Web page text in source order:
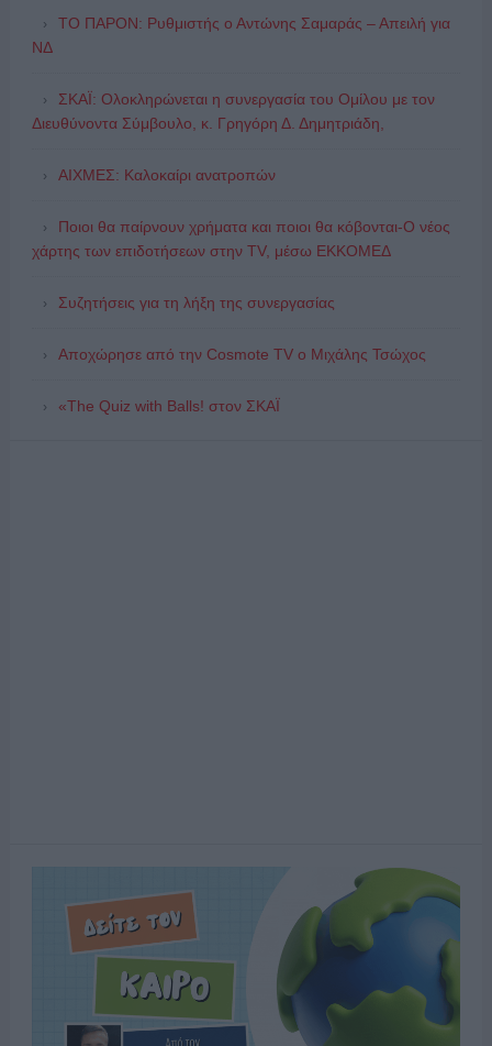
ΤΟ ΠΑΡΟΝ: Ρυθμιστής ο Αντώνης Σαμαράς – Απειλή για
ΝΔ
ΣΚΑΪ: Ολοκληρώνεται η συνεργασία του Ομίλου με τον
Διευθύνοντα Σύμβουλο, κ. Γρηγόρη Δ. Δημητριάδη,
ΑΙΧΜΕΣ: Καλοκαίρι ανατροπών
Ποιοι θα παίρνουν χρήματα και ποιοι θα κόβονται-Ο νέος
χάρτης των επιδοτήσεων στην TV, μέσω ΕΚΚΟΜΕΔ
Συζητήσεις για τη λήξη της συνεργασίας
Αποχώρησε από την Cosmote TV o Μιχάλης Τσώχος
«The Quiz with Balls! στον ΣΚΑΪ